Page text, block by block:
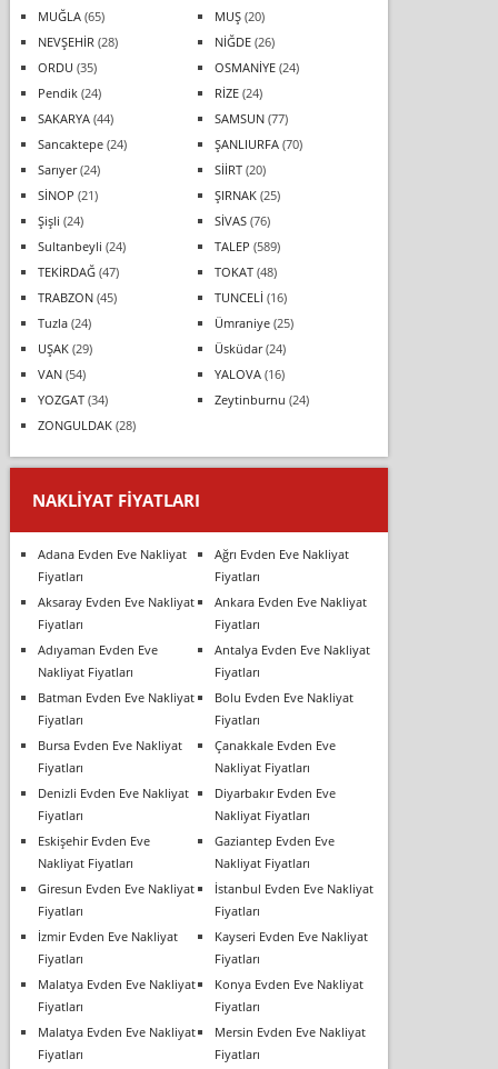
MUĞLA(65) MUŞ(20)
NEVŞEHİR (28) NİĞDE(26)
ORDU (35) OSMANİYE(24)
Pendik(24) RİZE(24)
SAKARYA(44) SAMSUN(77)
Sancaktepe(24) ŞANLIURFA(70)
Sarıyer(24) SİİRT(20)
SİNOP (21) ŞIRNAK(25)
Şişli (24) SİVAS(76)
Sultanbeyli (24) TALEP (589)
TEKİRDAĞ(47) TOKAT(48)
TRABZON(45) TUNCELİ (16)
Tuzla(24) Ümraniye(25)
UŞAK(29) Üsküdar(24)
VAN(54) YALOVA(16)
YOZGAT(34) Zeytinburnu (24)
ZONGULDAK(28)
NAKLIYAT FIYATLARI
Adana Evden Eve Nakliyat
Fiyatları
Ağrı Evden Eve Nakliyat
Fiyatları
Aksaray Evden Eve Nakliyat
Fiyatları
Ankara Evden Eve Nakliyat
Fiyatları
Adıyaman Evden Eve
Nakliyat Fiyatları
Antalya Evden Eve Nakliyat
Fiyatları
Batman Evden Eve Nakliyat
Fiyatları
Bolu Evden Eve Nakliyat
Fiyatları
Bursa Evden Eve Nakliyat
Fiyatları
Çanakkale Evden Eve
Nakliyat Fiyatları
Denizli Evden Eve Nakliyat
Fiyatları
Diyarbakır Evden Eve
Nakliyat Fiyatları
Eskişehir Evden Eve
Nakliyat Fiyatları
Gaziantep Evden Eve
Nakliyat Fiyatları
Giresun Evden Eve Nakliyat
Fiyatları
İstanbul Evden Eve Nakliyat
Fiyatları
İzmir Evden Eve Nakliyat
Fiyatları
Kayseri Evden Eve Nakliyat
Fiyatları
Malatya Evden Eve Nakliyat
Fiyatları
Konya Evden Eve Nakliyat
Fiyatları
Malatya Evden Eve Nakliyat
Fiyatları
Mersin Evden Eve Nakliyat
Fiyatları